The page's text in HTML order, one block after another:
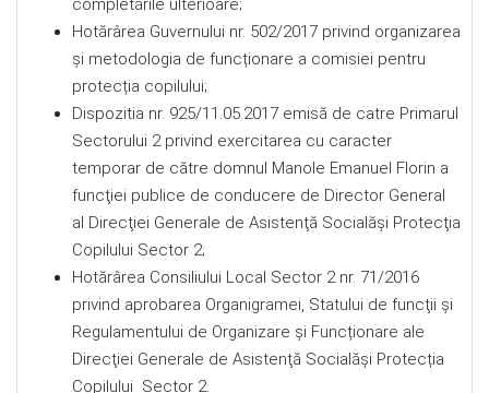
completările ulterioare;
Hotărârea Guvernului nr. 502/2017 privind organizarea
şi metodologia de funcționare a comisiei pentru
protecția copilului;
Dispozitia nr. 925/11.05.2017 emisă de catre Primarul
Sectorului 2 privind exercitarea cu caracter
temporar de către domnul Manole Emanuel Florin a
funcţiei publice de conducere de Director General
al Direcţiei Generale de Asistenţă Socialăşi Protecţia
Copilului Sector 2;
Hotărârea Consiliului Local Sector 2 nr. 71/2016
privind aprobarea Organigramei, Statului de funcţii şi
Regulamentului de Organizare şi Funcționare ale
Direcţiei Generale de Asistenţă Socialăşi Protecția
Copilului Sector 2.